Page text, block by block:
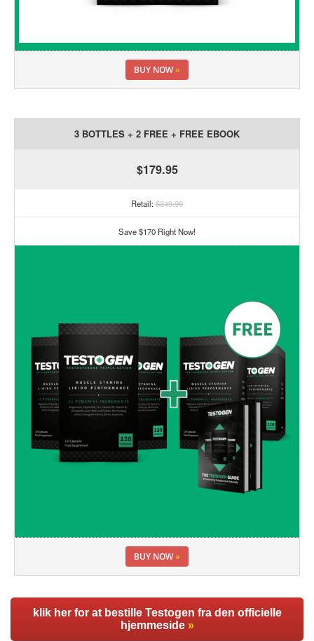
BUY NOW»
3 BOTTLES + 2 FREE + FREE EBOOK
$179.95
Retail:$349.99
Save $170 Right Now!
BUY NOW»
klik her for at bestille Testogen fra den officielle
hjemmeside »